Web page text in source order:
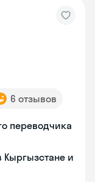
6 отзывов
переводчика
Кыргызстане и